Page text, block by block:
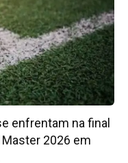
enfrentam na final
2026 em